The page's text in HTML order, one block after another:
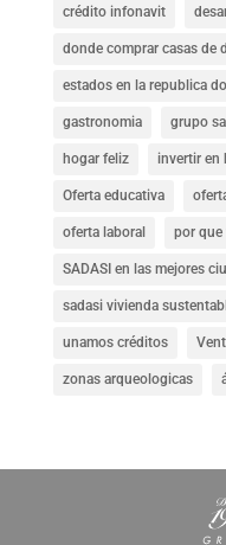
crédito infonavit
donde comprar casas de
estados en la republica
gastronomia grupo
hogar feliz invertir en
Oferta educativa
oferta laboral por que
SADASI en las mejores
sadasi vivienda
unamos créditos
zonas arqueologicas